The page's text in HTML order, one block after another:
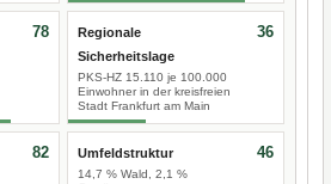
78
Regionale
Sicherheitslage
PKS-HZ 15.110 je 100.000
Einwohner in der kreisfreien
Stadt Frankfurt am Main
36
82 Umfeldstruktur
14,7 % Wald, 2,1 %
46